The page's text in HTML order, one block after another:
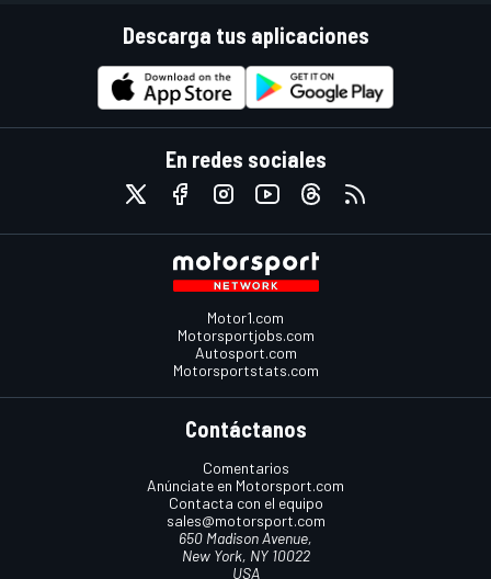
Descarga tus aplicaciones
En redes sociales
Motor1.com
Motorsportjobs.com
Autosport.com
Motorsportstats.com
Contáctanos
Comentarios
Anúnciate en Motorsport.com
Contacta con el equipo
sales@motorsport.com
650 Madison Avenue,
New York, NY 10022
USA